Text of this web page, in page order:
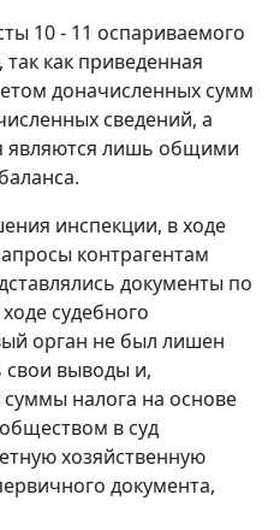
10 - 11 оспариваемого
как приведенная
доначисленных сумм
сведений, а
являются лишь общими
инспекции, в ходе
контрагентам
документы по
судебного
орган не был лишен
свои выводы и,
налога на основе
в суд
хозяйственную
документа,